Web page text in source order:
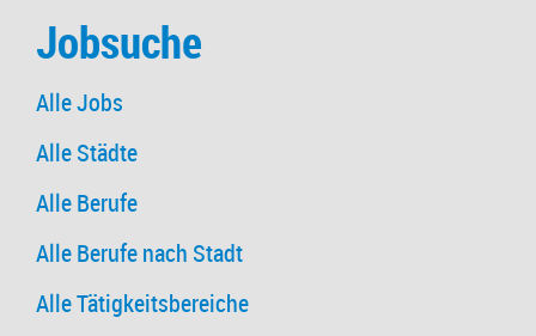
Jobsuche
Alle Jobs
Alle Städte
Alle Berufe
Alle Berufe nach Stadt
Alle Tätigkeitsbereiche